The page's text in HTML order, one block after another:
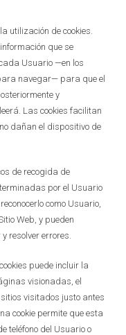
utilización de cookies.
que se
Usuario —en los
navegar— para que el
y
Las cookies facilitan
dañan el dispositivo de
de recogida de
por el Usuario
como Usuario,
Web, y pueden
resolver errores.
puede incluir la
visionadas, el
visitados justo antes
cookie permite que esta
teléfono del Usuario o